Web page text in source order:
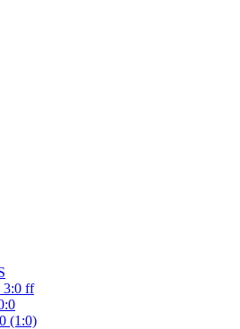
3:0 ff
(1:0)